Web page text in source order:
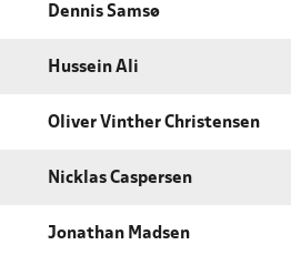
Dennis Samsø
Hussein Ali
Oliver Vinther Christensen
Nicklas Caspersen
Jonathan Madsen